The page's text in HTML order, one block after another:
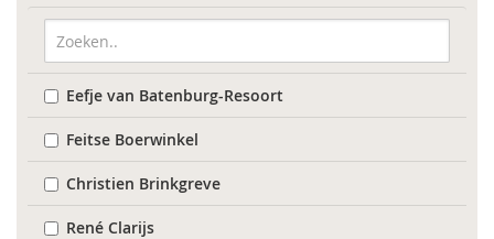
Eefje van Batenburg-Resoort
Feitse Boerwinkel
Christien Brinkgreve
René Clarijs